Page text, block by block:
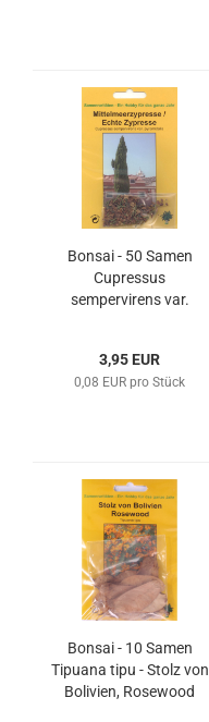
Bonsai - 50 Samen
Cupressus
sempervirens var.
90092
3,95 EUR
0,08 EUR pro Stück
Bonsai - 10 Samen
Tipuana tipu - Stolz von
Bolivien, Rosewood